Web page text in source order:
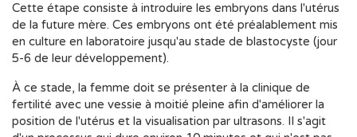
Cette étape consiste à introduire les embryons dans l'utérus
de la future mère. Ces embryons ont été préalablement mis
en culture en laboratoire jusqu'au stade de blastocyste (jour
5-6 de leur développement).
À ce stade, la femme doit se présenter à la clinique de
fertilité avec une vessie à moitié pleine afin d'améliorer la
position de l'utérus et la visualisation par ultrasons. Il s'agit